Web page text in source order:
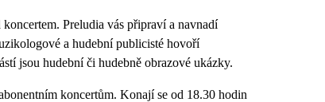
Preludia vás připraví a navnadí
a hudební publicisté hovoří
jsou hudební či hudebně obrazové ukázky.
koncertům. Konají se od 18.30 hodin